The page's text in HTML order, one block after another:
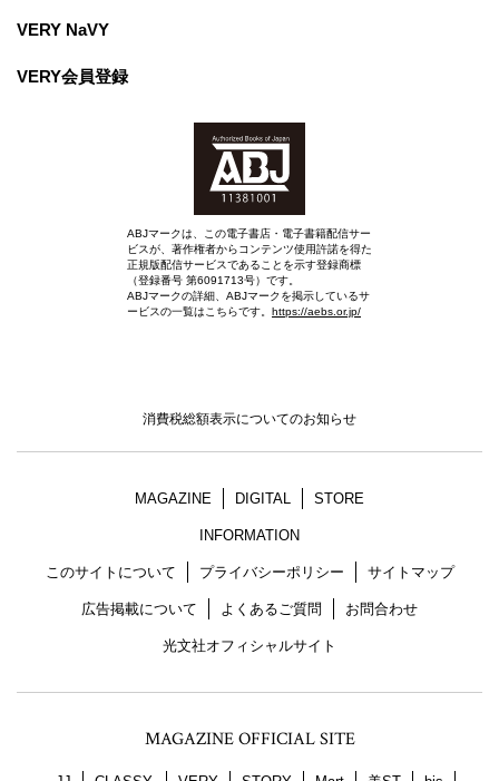
VERY NaVY
VERY会員登録
ABJマークは、この電子書店・電子書籍配信サー
ビスが、著作権者からコンテンツ使用許諾を得た
正規版配信サービスであることを示す登録商標
（登録番号 第6091713号）です。
ABJマークの詳細、ABJマークを掲示しているサ
ービスの一覧はこちらです。 https://aebs.or.jp/
消費税総額表示についてのお知らせ
MAGAZINE DIGITAL STORE
INFORMATION
このサイトについて プライバシーポリシー サイトマップ
広告掲載について よくあるご質問 お問合わせ
光文社オフィシャルサイト
MAGAZINE OFFICIAL SITE